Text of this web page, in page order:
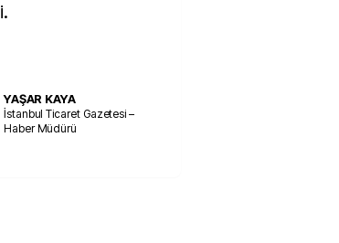
YAŞAR KAYA
İstanbul Ticaret Gazetesi –
Haber Müdürü